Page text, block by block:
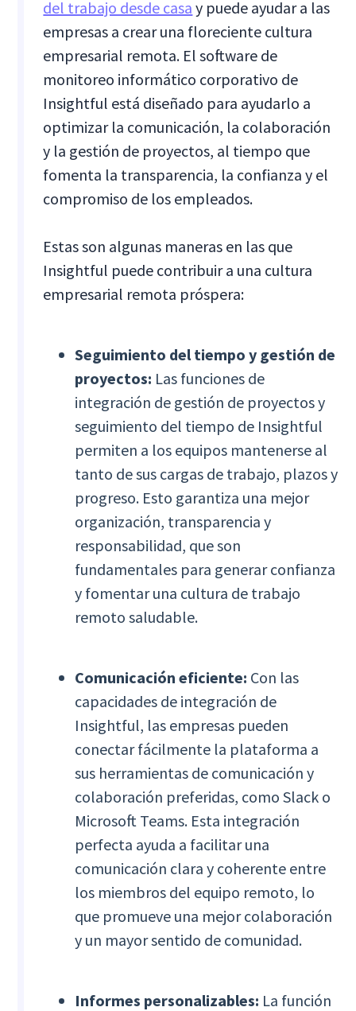
del trabajo desde casa y puede ayudar a las
empresas a crear una floreciente cultura
empresarial remota. El software de
monitoreo informático corporativo de
Insightful está diseñado para ayudarlo a
optimizar la comunicación, la colaboración
y la gestión de proyectos, al tiempo que
fomenta la transparencia, la confianza y el
compromiso de los empleados.
Estas son algunas maneras en las que
Insightful puede contribuir a una cultura
empresarial remota próspera:
Seguimiento del tiempo y gestión de
proyectos: Las funciones de
integración de gestión de proyectos y
seguimiento del tiempo de Insightful
permiten a los equipos mantenerse al
tanto de sus cargas de trabajo, plazos y
progreso. Esto garantiza una mejor
organización, transparencia y
responsabilidad, que son
fundamentales para generar confianza
y fomentar una cultura de trabajo
remoto saludable.
Comunicación eficiente: Con las
capacidades de integración de
Insightful, las empresas pueden
conectar fácilmente la plataforma a
sus herramientas de comunicación y
colaboración preferidas, como Slack o
Microsoft Teams. Esta integración
perfecta ayuda a facilitar una
comunicación clara y coherente entre
los miembros del equipo remoto, lo
que promueve una mejor colaboración
y un mayor sentido de comunidad.
Informes personalizables: La función